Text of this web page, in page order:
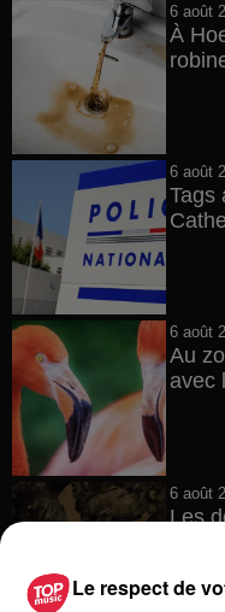
6 août
À
6 août
Tags
6 août
Au
avec
6 août
Les
Le respect de